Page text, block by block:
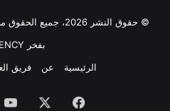
© حقوق النشر 2026، جميع الحقوق محفوظة |
بفخر
الرئيسية
عن فريق
فيسبوك